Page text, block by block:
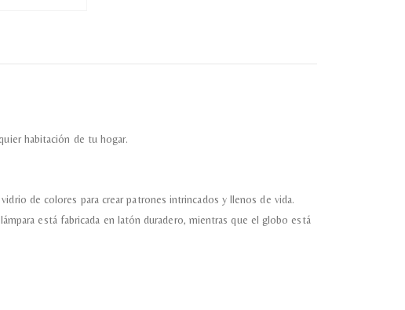
habitación de tu hogar.
de colores para crear patrones intrincados y llenos de vida.
está fabricada en latón duradero, mientras que el globo está
esta web almacene la información
a mi petición.